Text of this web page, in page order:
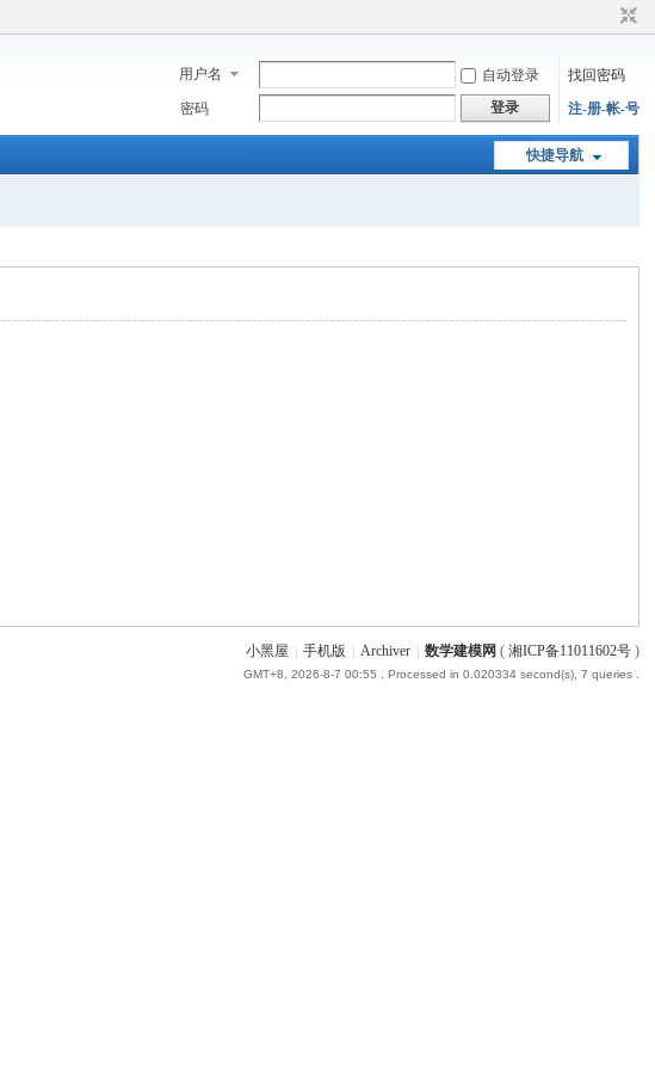
用户名 自动登录
找回密码
密码
登录 注-册-帐-号
快捷导航
小黑屋 手机版 Archiver 数学建模网 ( 湘ICP备11011602号)
GMT+8, 2026-8-7 00:55 , Processed in 0.020334 second(s), 7 queries .